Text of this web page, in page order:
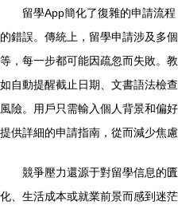
留學App簡化了復雜的申請流
的錯誤。傳統上，留學申請涉及多
等，每一步都可能因疏忽而失敗。
如自動提醒截止日期、文書語法檢
風險。用戶只需輸入個人背景和偏
提供詳細的申請指南，從而減少焦慮
競爭壓力還源于對留學信息的
化、生活成本或就業前景而感到迷